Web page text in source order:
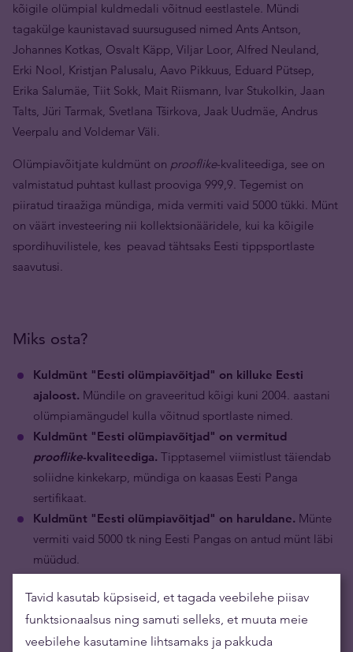
kõigile olümpial kuldmedali võitnud eestlastele. Mündi
tagakülge kaunistavad suursugused nimed Ants Antson,
Johannes Kotkas, Osvalt Käpp, Viljar Loor, Alfred Neuland,
Erki Nool, Kristjan Palusalu, Aavo Pikkuus, Eduard Pütsep,
Erika Salumäe, Tiit Sokk, Mait Riismann, Ivar Stukolkin, Jaan
Talts, Jüri Tarmak, Svetlana Tširkova, Jaak Uudmäe, Andrus
Veerpalu and Voldemar Väli.
Olümpiavõitjate kuldmünt on prooflike-kvaliteediga, see on
valmistatud puhtast kullast prooviga 999,9. Tegemist on
piiratud tiraažiga mündiga, mida vermiti vaid 5000 tükki. Münt
on väärt investeering nii kollektsionääridele, kui ka kõigile
spordihuvilistele, kes peavad tähtsaks Eesti tippsportlaste
saavutusi.
Miks osta?
Kuldmünt "Eesti olümpiavõitjad" on killuke Eesti
ajaloost. Mündile on graveeritud kõigi kuni 2004. aastani
olümpiamängudel kulla võitnud sportlaste nimed.
Kuldmünt "Eesti olümpiavõitjad" on vermitud
prooflike-kvaliteediga. Tipptasemel viimistlust täiendab
soliidne kinkekarp, mündiga on kaasas Eesti Panga
sertifikaat.
Kuldmünt "Eesti olümpiavõitjad" on haruldane. Münte
vermiti vaid 5000 tk ning Eesti Pangas on antud münt läbi
müüdud.
Tavid kasutab küpsiseid, et tagada veebilehe piisav
funktsionaalsus ning samuti selleks, et muuta meie
veebilehe kasutamine lihtsamaks ja pakkuda